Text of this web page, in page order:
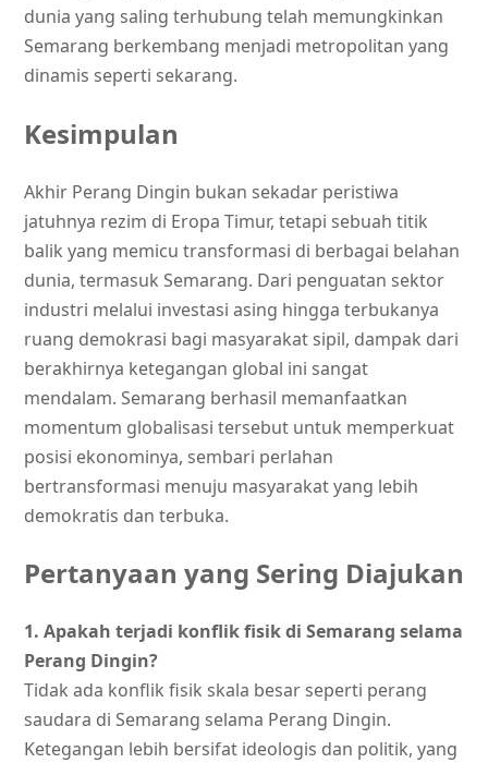
dunia yang saling terhubung telah memungkinkan
Semarang berkembang menjadi metropolitan yang
dinamis seperti sekarang.
Kesimpulan
Akhir Perang Dingin bukan sekadar peristiwa
jatuhnya rezim di Eropa Timur, tetapi sebuah titik
balik yang memicu transformasi di berbagai belahan
dunia, termasuk Semarang. Dari penguatan sektor
industri melalui investasi asing hingga terbukanya
ruang demokrasi bagi masyarakat sipil, dampak dari
berakhirnya ketegangan global ini sangat
mendalam. Semarang berhasil memanfaatkan
momentum globalisasi tersebut untuk memperkuat
posisi ekonominya, sembari perlahan
bertransformasi menuju masyarakat yang lebih
demokratis dan terbuka.
Pertanyaan yang Sering Diajukan
1. Apakah terjadi konflik fisik di Semarang selama
Perang Dingin?
Tidak ada konflik fisik skala besar seperti perang
saudara di Semarang selama Perang Dingin.
Ketegangan lebih bersifat ideologis dan politik, yang